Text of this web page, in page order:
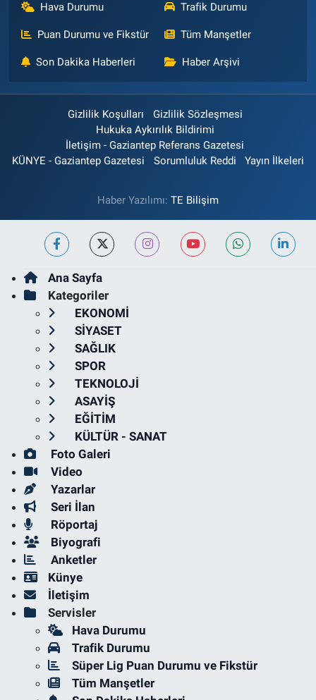
Hava Durumu Trafik Durumu
Puan Durumu ve Fikstür Tüm Manşetler
Son Dakika Haberleri Haber Arşivi
Gizlilik Koşulları
Gizlilik Sözleşmesi
Hukuka Aykırılık Bildirimi
İletişim - Gaziantep Referans Gazetesi
KÜNYE - Gaziantep Gazetesi
Sorumluluk Reddi Yayın İlkeleri
Haber Yazılımı: TE Bilişim
Ana Sayfa
Kategoriler
EKONOMİ
SİYASET
SAĞLIK
SPOR
TEKNOLOJİ
ASAYİŞ
EĞİTİM
KÜLTÜR - SANAT
Foto Galeri
Video
Yazarlar
Seri İlan
Röportaj
Biyografi
Anketler
Künye
İletişim
Servisler
Hava Durumu
Trafik Durumu
Süper Lig Puan Durumu ve Fikstür
Tüm Manşetler